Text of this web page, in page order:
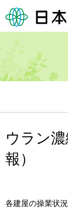
ウラン
報）
各建屋の操業状